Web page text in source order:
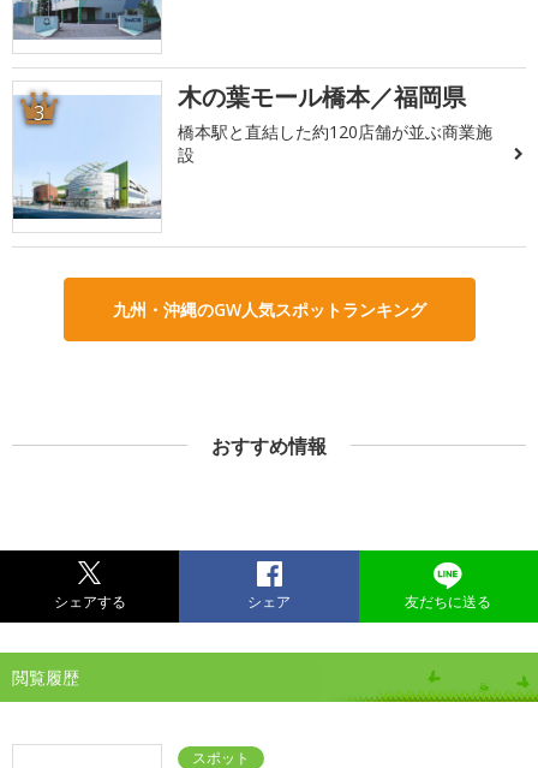
3 木の葉モール橋本／福岡県
橋本駅と直結した約120店舗が並ぶ商業施
設
九州・沖縄のGW人気スポットランキング
おすすめ情報
シェアする シェア 友だちに送る
閲覧履歴